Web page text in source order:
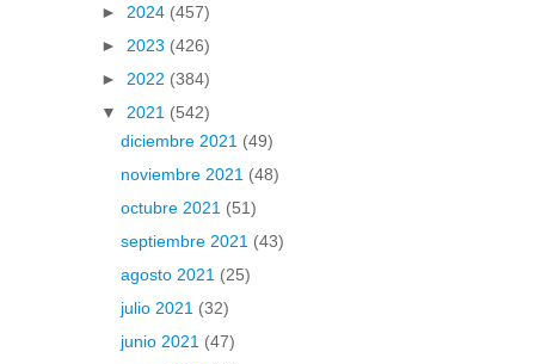
► 2024 (457)
► 2023 (426)
► 2022 (384)
▼ 2021 (542)
diciembre 2021 (49)
noviembre 2021 (48)
octubre 2021 (51)
septiembre 2021 (43)
agosto 2021 (25)
julio 2021 (32)
junio 2021 (47)